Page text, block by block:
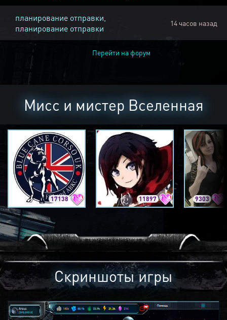
планирование отправки,
планирование отправки
14 часов назад
Перейти на форум
Мисс и мистер Вселенная
17138 11897 9303
Скриншоты игры